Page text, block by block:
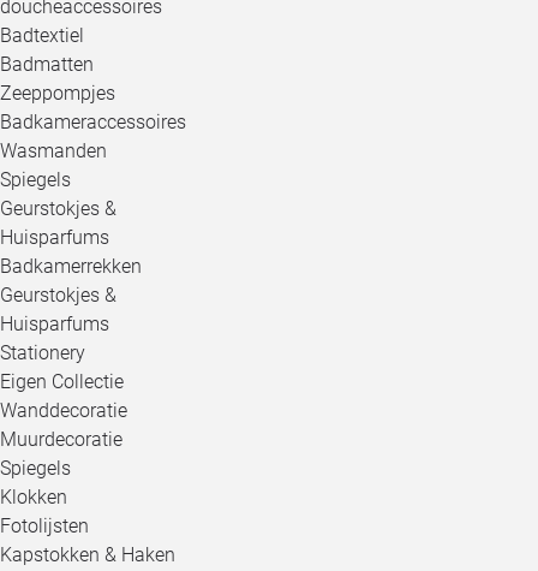
doucheaccessoires
Badtextiel
Badmatten
Zeeppompjes
Badkameraccessoires
Wasmanden
Spiegels
Geurstokjes &
Huisparfums
Badkamerrekken
Geurstokjes &
Huisparfums
Stationery
Eigen Collectie
Wanddecoratie
Muurdecoratie
Spiegels
Klokken
Fotolijsten
Kapstokken & Haken